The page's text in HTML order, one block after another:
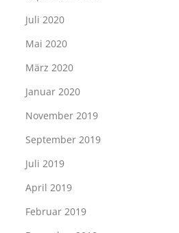
Juli 2020
Mai 2020
März 2020
Januar 2020
November 2019
September 2019
Juli 2019
April 2019
Februar 2019